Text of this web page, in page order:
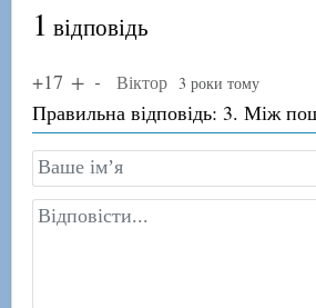
1 відповідь
+17 Віктор 3 роки тому
Правильна відповідь: 3. Між